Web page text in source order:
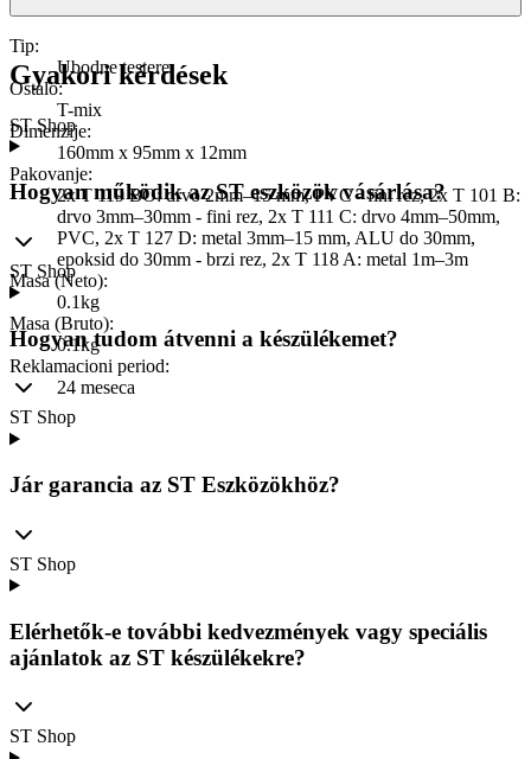
Tip:
Ubodne testere
Ostalo:
T-mix
Dimenzije:
160mm x 95mm x 12mm
Pakovanje:
2x T 119 BO: drvo 2mm–15 mm, PVC - fini rez, 2x T 101 B:
drvo 3mm–30mm - fini rez, 2x T 111 C: drvo 4mm–50mm,
PVC, 2x T 127 D: metal 3mm–15 mm, ALU do 30mm,
epoksid do 30mm - brzi rez, 2x T 118 A: metal 1m–3m
Masa (Neto):
0.1kg
Masa (Bruto):
0.1kg
Reklamacioni period:
24 meseca
Gyakori kérdések
ST Shop
Hogyan működik az ST eszközök vásárlása?
ST Shop
Hogyan tudom átvenni a készülékemet?
ST Shop
Jár garancia az ST Eszközökhöz?
ST Shop
Elérhetők-e további kedvezmények vagy speciális
ajánlatok az ST készülékekre?
ST Shop